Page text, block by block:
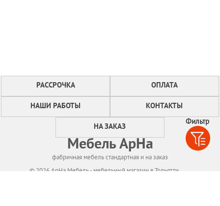
Фильтр
РАССРОЧКА ОПЛАТА
НАШИ РАБОТЫ КОНТАКТЫ
НА ЗАКАЗ
Мебель АрНа
фабричная мебель стандартная и на заказ
© 2026 АрНа Мебель - мебельный магазин в Тольятти